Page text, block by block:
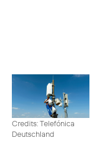
Credits: Telefónica
Deutschland